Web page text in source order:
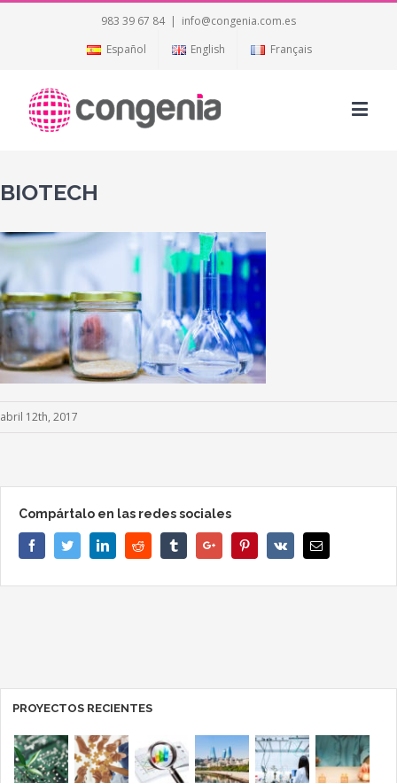
983 39 67 84 | info@congenia.com.es
Español
English Français
BIOTECH
abril 12th, 2017
Compártalo en las redes sociales
FacebookTwitterLinkedinReddit TumblrGoogle+ PinterestVk Email
PROYECTOS RECIENTES